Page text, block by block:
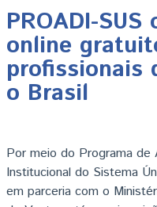
PROADI-
online
profissionais
o Brasil
Por meio do Programa
Institucional do Sistema
em parceria com o